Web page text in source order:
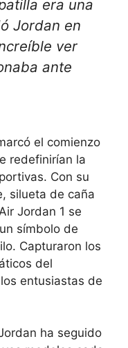
era una
Jordan en
ver
ante
el comienzo
redefinirían la
Con su
silueta de caña
Jordan 1 se
símbolo de
Capturaron los
del
entusiastas de
ha seguido